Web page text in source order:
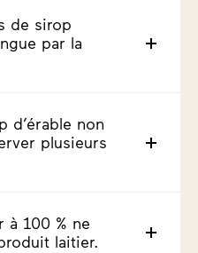
de sirop
par la
d’érable non
plusieurs
à 100 % ne
laitier.